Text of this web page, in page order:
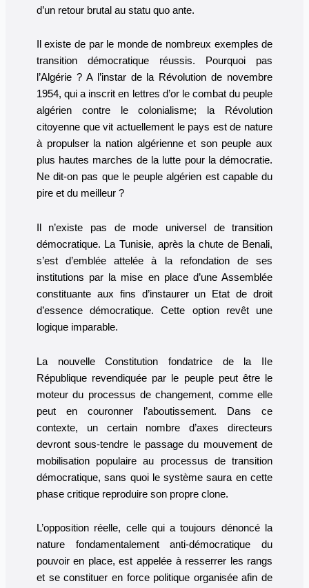
d’un retour brutal au statu quo ante.
Il existe de par le monde de nombreux exemples de
transition démocratique réussis. Pourquoi pas
l’Algérie ? A l’instar de la Révolution de novembre
1954, qui a inscrit en lettres d’or le combat du peuple
algérien contre le colonialisme; la Révolution
citoyenne que vit actuellement le pays est de nature
à propulser la nation algérienne et son peuple aux
plus hautes marches de la lutte pour la démocratie.
Ne dit-on pas que le peuple algérien est capable du
pire et du meilleur ?
Il n’existe pas de mode universel de transition
démocratique. La Tunisie, après la chute de Benali,
s’est d’emblée attelée à la refondation de ses
institutions par la mise en place d’une Assemblée
constituante aux fins d’instaurer un Etat de droit
d’essence démocratique. Cette option revêt une
logique imparable.
La nouvelle Constitution fondatrice de la IIe
République revendiquée par le peuple peut être le
moteur du processus de changement, comme elle
peut en couronner l’aboutissement. Dans ce
contexte, un certain nombre d’axes directeurs
devront sous-tendre le passage du mouvement de
mobilisation populaire au processus de transition
démocratique, sans quoi le système saura en cette
phase critique reproduire son propre clone.
L’opposition réelle, celle qui a toujours dénoncé la
nature fondamentalement anti-démocratique du
pouvoir en place, est appelée à resserrer les rangs
et se constituer en force politique organisée afin de